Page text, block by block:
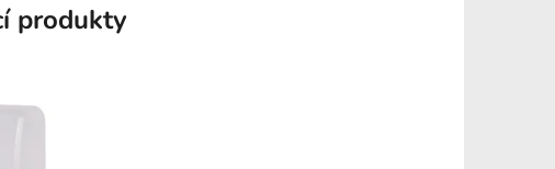
produkty